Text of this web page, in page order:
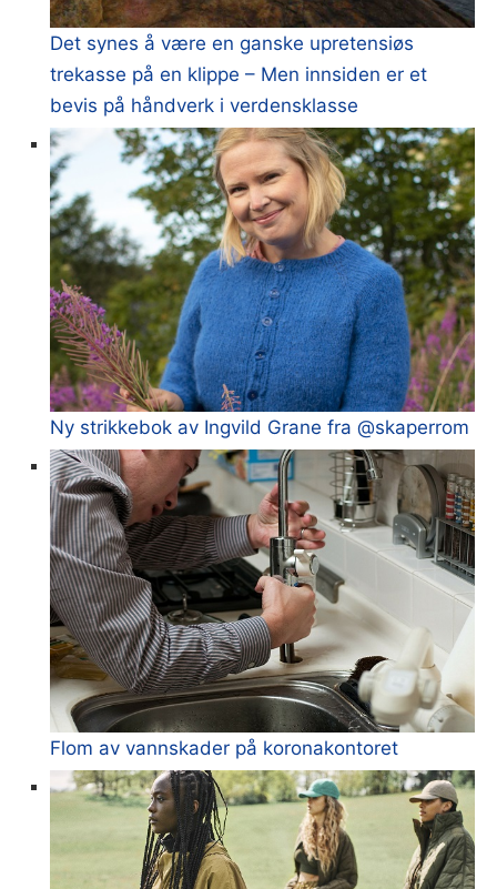
Det synes å være en ganske upretensiøs
trekasse på en klippe – Men innsiden er et
bevis på håndverk i verdensklasse
Ny strikkebok av Ingvild Grane fra @skaperrom
Flom av vannskader på koronakontoret